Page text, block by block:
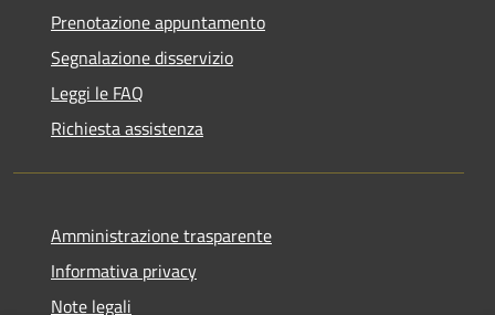
Prenotazione appuntamento
Segnalazione disservizio
Leggi le FAQ
Richiesta assistenza
Amministrazione trasparente
Informativa privacy
Note legali